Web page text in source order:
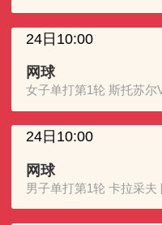
24日10:00
网球
女子单打第1轮 斯托苏尔
24日10:00
网球
男子单打第1轮 卡拉采夫